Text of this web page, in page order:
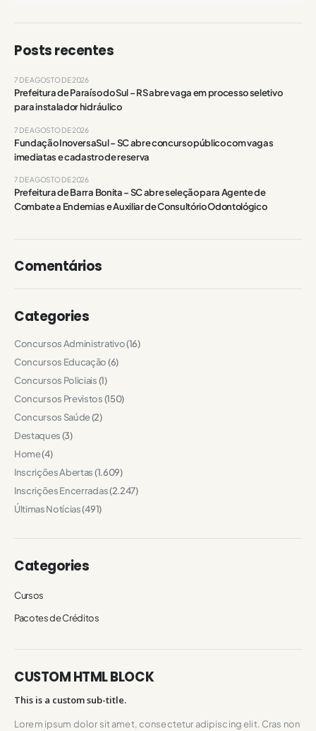
Posts recentes
Prefeitura de Paraíso do Sul – RS abre vaga em processo seletivo
para instalador hidráulico
7 DE AGOSTO DE 2026
Fundação InoversaSul – SC abre concurso público com vagas
imediatas e cadastro de reserva
7 DE AGOSTO DE 2026
Prefeitura de Barra Bonita – SC abre seleção para Agente de
Combate a Endemias e Auxiliar de Consultório Odontológico
7 DE AGOSTO DE 2026
Comentários
Categories
Concursos Administrativo(16)
Concursos Educação(6)
Concursos Policiais(1)
Concursos Previstos(150)
Concursos Saúde(2)
Destaques(3)
Home(4)
Inscrições Abertas(1.609)
Inscrições Encerradas(2.247)
Últimas Notícias(491)
Categories
Cursos
Pacotes de Créditos
CUSTOM HTML BLOCK
This is a custom sub-title.
Lorem ipsum dolor sit amet, consectetur adipiscing elit. Cras non